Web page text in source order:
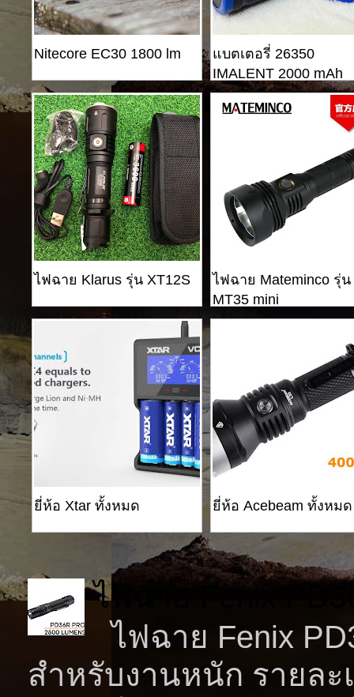
Nitecore EC30 1800 lm
แบตเตอรี่ 26350
IMALENT 2000 mAh
ไฟฉาย Klarus รุ่น XT12S
ไฟฉาย Mateminco รุ่น
MT35 mini
ยี่ห้อ Xtar ทั้งหมด ยี่ห้อ Acebeam ทั้งหมด
ไฟฉาย Fenix
ไฟฉาย Fenix
สำหรับงานหนัก รายล